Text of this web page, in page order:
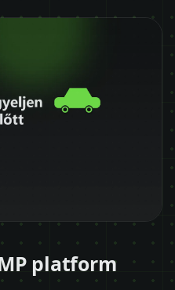
platform